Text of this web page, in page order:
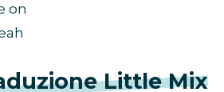
on
Little Mix